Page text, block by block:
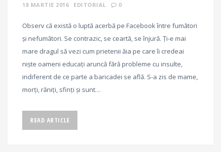
18 MARTIE 2016 EDITORIAL 0
Observ că există o luptă acerbă pe Facebook între fumători
și nefumători. Se contrazic, se ceartă, se înjură. Ți-e mai
mare dragul să vezi cum prietenii ăia pe care îi credeai
niște oameni educați aruncă fără probleme cu insulte,
indiferent de ce parte a baricadei se află. S-a zis de mame,
morți, răniți, sfinți și sunt…
READ ARTICLE